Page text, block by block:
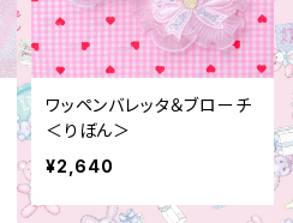
ワッペンバレッタ＆ブローチ
＜りぼん＞
¥2,640